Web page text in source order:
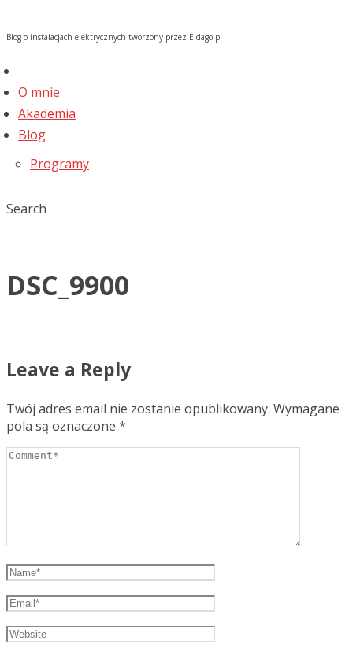
Blog o instalacjach elektrycznych tworzony przez Eldago.pl
O mnie
Akademia
Blog
Programy
Search
DSC_9900
Leave a Reply
Twój adres email nie zostanie opublikowany. Wymagane
pola są oznaczone *